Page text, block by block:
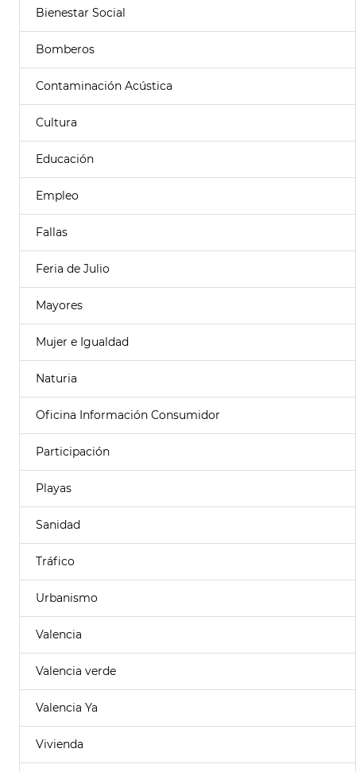
Bienestar Social
Bomberos
Contaminación Acústica
Cultura
Educación
Empleo
Fallas
Feria de Julio
Mayores
Mujer e Igualdad
Naturia
Oficina Información Consumidor
Participación
Playas
Sanidad
Tráfico
Urbanismo
Valencia
Valencia verde
Valencia Ya
Vivienda